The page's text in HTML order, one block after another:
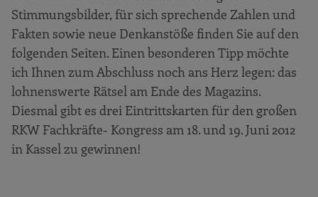
Stimmungsbilder, für sich sprechende Zahlen und
Fakten sowie neue Denkanstöße finden Sie auf den
folgenden Seiten. Einen besonderen Tipp möchte
ich Ihnen zum Abschluss noch ans Herz legen: das
lohnenswerte Rätsel am Ende des Magazins.
Diesmal gibt es drei Eintrittskarten für den großen
RKW Fachkräfte- Kongress am 18. und 19. Juni 2012
in Kassel zu gewinnen!